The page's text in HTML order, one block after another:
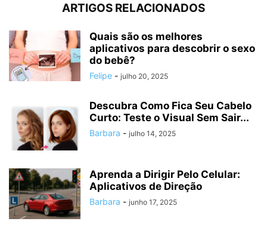
ARTIGOS RELACIONADOS
Quais são os melhores
aplicativos para descobrir o sexo
do bebê?
Felipe - julho 20, 2025
Descubra Como Fica Seu Cabelo
Curto: Teste o Visual Sem Sair...
Barbara - julho 14, 2025
Aprenda a Dirigir Pelo Celular:
Aplicativos de Direção
Barbara - junho 17, 2025